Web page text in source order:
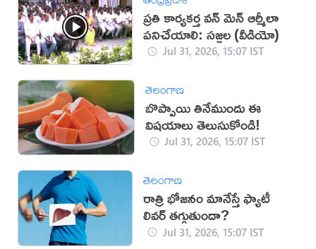
ప్రతి కార్యకర్త వన్ మెన్ ఆర్మీలా
పనిచేయాలి: సజ్జల (వీడియో)
Jul 31, 2026, 15:07 IST
తెలంగాణ
బొప్పాయి తినేముందు ఈ
విషయాలు తెలుసుకోండి!
Jul 31, 2026, 15:07 IST
తెలంగాణ
రాత్రి భోజనం మానేస్తే ఫ్యాటీ
లివర్ తగ్గుతుందా?
Jul 31, 2026, 15:07 IST